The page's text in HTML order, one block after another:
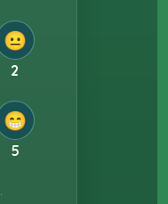
😐
2
😁
5